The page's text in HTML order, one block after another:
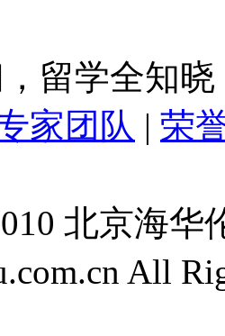
留学全知晓
家团队 | 荣
北京海
All